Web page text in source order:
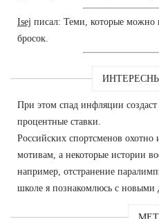
Isej писал: Теми, которые можно
бросок.
При этом спад инфляции
процентные ставки.
Российских спортсменов
мотивам, а некоторые истории
например, отстранение
школе я познакомлюсь с новыми